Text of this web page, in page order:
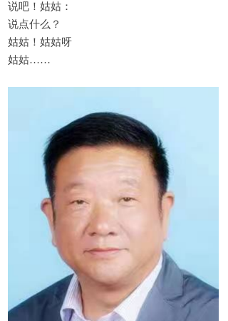
说吧！姑姑：
说点什么？
姑姑！姑姑呀
姑姑……